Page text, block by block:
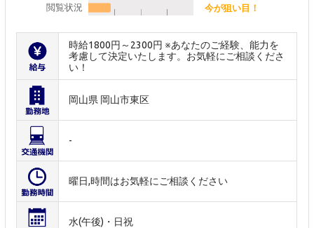
閲覧状況 今が狙い目！
時給1800円～2300円 ※あなたのご経験、能力を
考慮して決定いたします。お気軽にご相談くださ
い！
岡山県 岡山市東区
-
曜日,時間はお気軽にご相談ください
水(午後)・日祝